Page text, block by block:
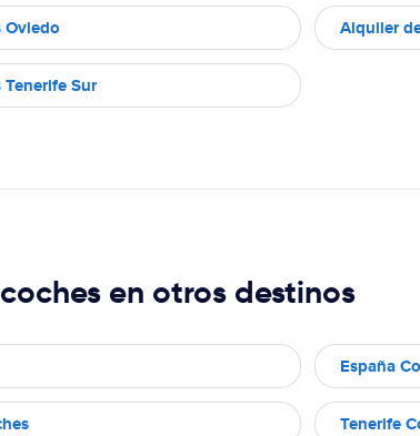
Oviedo Alquiler
Sur
en otros destinos
España
Tenerife